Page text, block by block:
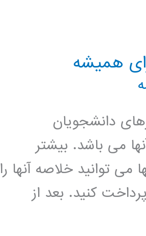
همیشه
دانشجویان
می باشد. بیشتر
می توانید خلاصه آنها را
کنید. بعد از